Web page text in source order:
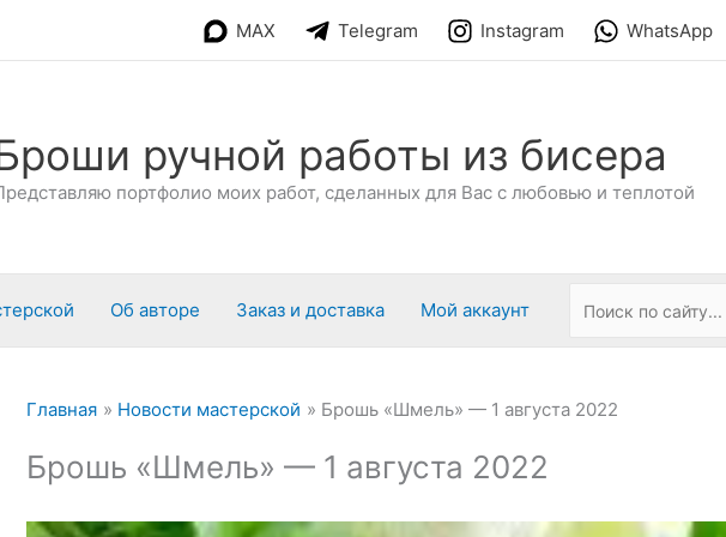
MAX Telegram Instagram WhatsApp
ручной работы из бисера
портфолио моих работ, сделанных для Вас с любовью и теплотой
Об авторе Заказ и доставка Мой аккаунт
Главная Новости мастерской Брошь «Шмель» — 1 августа 2022
Брошь «Шмель» — 1 августа 2022